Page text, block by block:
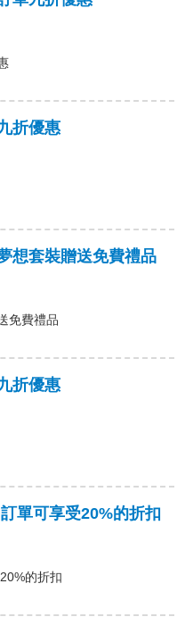
折優惠
想套裝贈送免費禮品
免費禮品
折優惠
單可享受20%的折扣
的折扣